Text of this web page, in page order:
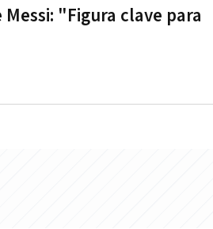
"Figura clave para